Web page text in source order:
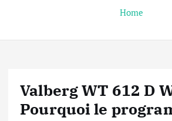
Home
Valberg WT 612 D
Pourquoi le